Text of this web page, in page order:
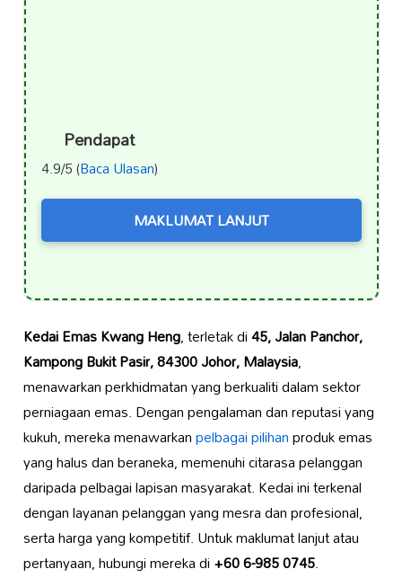
Pendapat
4.9/5 (Baca Ulasan)
MAKLUMAT LANJUT
Kedai Emas Kwang Heng, terletak di45, Jalan Panchor,
Kampong Bukit Pasir, 84300 Johor, Malaysia,
menawarkan perkhidmatan yang berkualiti dalam sektor
perniagaan emas. Dengan pengalaman dan reputasi yang
kukuh, mereka menawarkanpelbagai pilihanproduk emas
yang halus dan beraneka, memenuhi citarasa pelanggan
daripada pelbagai lapisan masyarakat. Kedai ini terkenal
dengan layanan pelanggan yang mesra dan profesional,
serta harga yang kompetitif. Untuk maklumat lanjut atau
pertanyaan, hubungi mereka di+60 6-985 0745.